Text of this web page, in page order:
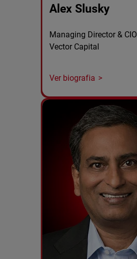
Alex Slusky
Managing Director & CIO
Vector Capital
Ver biografia